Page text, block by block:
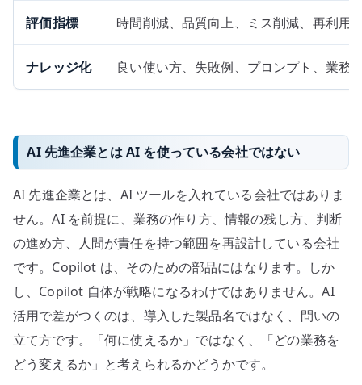
評価指標 時間削減、品質向上、ミス削減、再利用
ナレッジ化 良い使い方、失敗例、プロンプト、業務
AI 先進企業とは AI を使っている会社ではない
AI 先進企業とは、AI ツールを入れている会社ではありま
せん。AI を前提に、業務の作り方、情報の残し方、判断
の進め方、人間が責任を持つ範囲を再設計している会社
です。Copilot は、そのための部品にはなります。しか
し、Copilot 自体が戦略になるわけではありません。AI
活用で差がつくのは、導入した製品名ではなく、問いの
立て方です。「何に使えるか」ではなく、「どの業務を
どう変えるか」と考えられるかどうかです。